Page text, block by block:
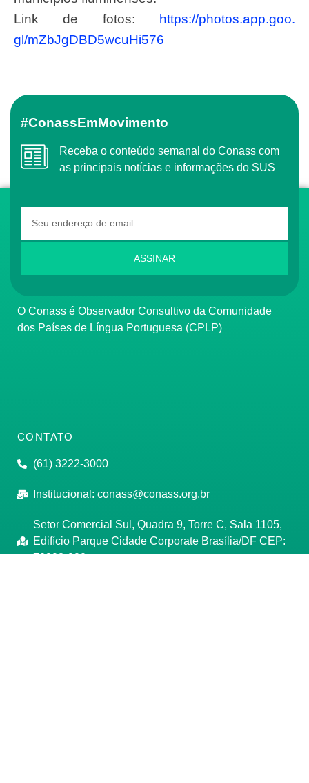
Link de fotos:
https://photos.app.goo.
gl/mZbJgDBD5wcuHi576
#ConassEmMovimento
Receba o conteúdo semanal do Conass com
as principais notícias e informações do SUS
ASSINAR
O Conass é Observador Consultivo da Comunidade
dos Países de Língua Portuguesa (CPLP)
CONTATO
(61) 3222-3000
Institucional: conass@conass.org.br
Setor Comercial Sul, Quadra 9, Torre C, Sala 1105,
Edifício Parque Cidade Corporate Brasília/DF CEP:
70308-200